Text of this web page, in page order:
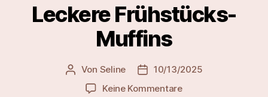
Leckere Frühstücks-
Muffins
Beitragsautor
Von Seline Veröffentlichungsdatum
10/13/2025
Keine Kommentarezu